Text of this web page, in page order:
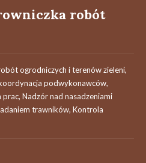
robót
ogrodniczych i terenów zieleni,
podwykonawców,
Nadzór nad nasadzeniami
trawników, Kontrola